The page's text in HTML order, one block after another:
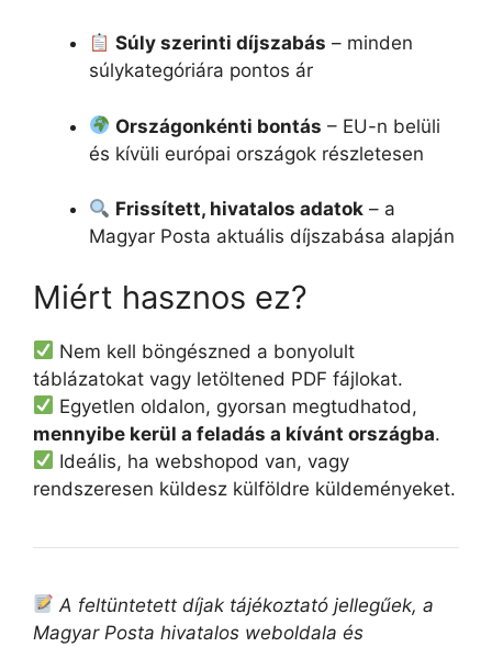
Súly szerinti díjszabás – minden
súlykategóriára pontos ár
Országonkénti bontás – EU-n belüli
és kívüli európai országok részletesen
Frissített, hivatalos adatok – a
Magyar Posta aktuális díjszabása alapján
Miért hasznos ez?
Nem kell böngészned a bonyolult
táblázatokat vagy letöltened PDF fájlokat.
Egyetlen oldalon, gyorsan megtudhatod,
mennyibe kerül a feladás a kívánt országba.
Ideális, ha webshopod van, vagy
rendszeresen küldesz külföldre küldeményeket.
A feltüntetett díjak tájékoztató jellegűek, a
Magyar Posta hivatalos weboldala és